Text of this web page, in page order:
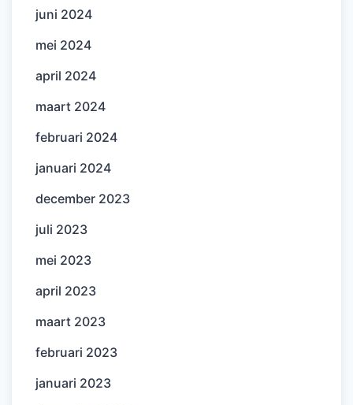
juni 2024
mei 2024
april 2024
maart 2024
februari 2024
januari 2024
december 2023
juli 2023
mei 2023
april 2023
maart 2023
februari 2023
januari 2023